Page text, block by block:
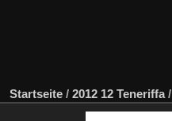
Startseite / 2012 12 Teneriffa/